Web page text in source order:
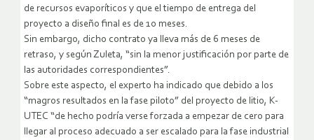
de recursos evaporíticos y que el tiempo de entrega del
proyecto a diseño final es de 10 meses.
Sin embargo, dicho contrato ya lleva más de 6 meses de
retraso, y según Zuleta, “sin la menor justificación por parte de
las autoridades correspondientes”.
Sobre este aspecto, el experto ha indicado que debido a los
“magros resultados en la fase piloto” del proyecto de litio, K-
UTEC “de hecho podría verse forzada a empezar de cero para
llegar al proceso adecuado a ser escalado para la fase industrial